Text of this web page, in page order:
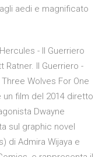
aedi e magnificato
- Il Guerriero
Il Guerriero -
Wolves For One
film del 2014 diretto
Dwayne
sul graphic novel
di Admira Wijaya e